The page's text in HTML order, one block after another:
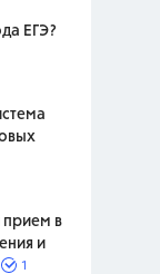
ЕГЭ?
прием в
и
1